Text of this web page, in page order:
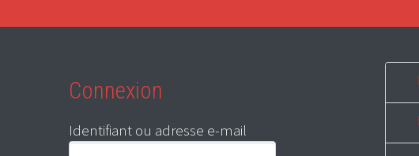
Connexion
Identifiant ou adresse e-mail